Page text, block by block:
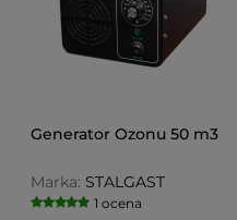
Generator Ozonu 50 m3
Marka: STALGAST
1 ocena